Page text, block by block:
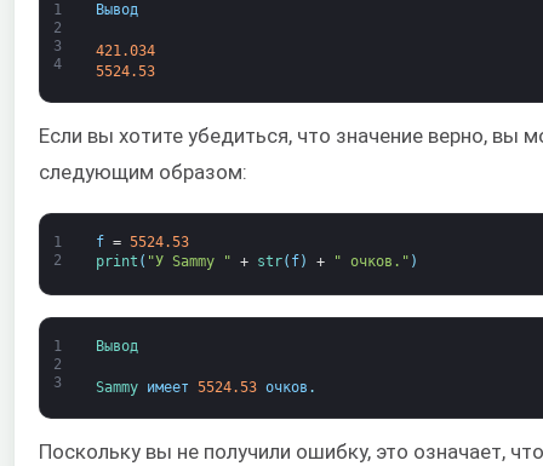
1
2
3
4
Вывод
421.034
5524.53
Если вы хотите убедиться, что значение верно, вы
следующим образом:
1
2
f = 5524.53
print ( "У Sammy " + str( f) + " очков." )
1
2
3
Вывод
Sammy имеет 5524.53 очков .
Поскольку вы не получили ошибку, это означает,